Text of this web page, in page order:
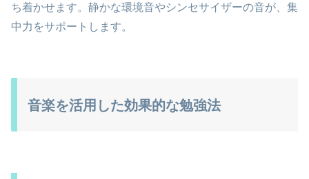
ち着かせます。静かな環境音やシンセサイザーの音が、集
中力をサポートします。
音楽を活用した効果的な勉強法